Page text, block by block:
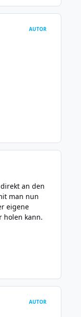
AUTOR
an den
man nun
eigene
holen kann.
AUTOR